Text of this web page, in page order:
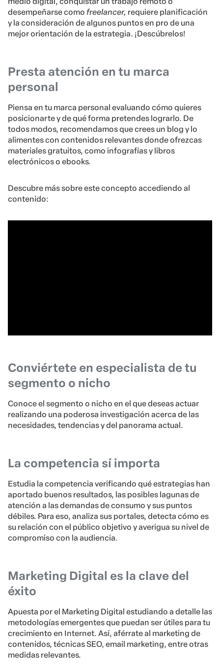
desempeñarse como freelancer, requiere planificación
y la consideración de algunos puntos en pro de una
mejor orientación de la estrategia. ¡Descúbrelos!
Presta atención en tu marca
personal
Piensa en tu marca personal evaluando cómo quieres
posicionarte y de qué forma pretendes lograrlo. De
todos modos, recomendamos que crees un blog y lo
alimentes con contenidos relevantes donde ofrezcas
materiales gratuitos, como infografías y libros
electrónicos o ebooks.
Descubre más sobre este concepto accediendo al
contenido:
Conviértete en especialista de tu
segmento o nicho
Conoce el segmento o nicho en el que deseas actuar
realizando una poderosa investigación acerca de las
necesidades, tendencias y del panorama actual.
La competencia sí importa
Estudia la competencia verificando qué estrategias han
aportado buenos resultados, las posibles lagunas de
atención a las demandas de consumo y sus puntos
débiles. Para eso, analiza sus portales, detecta cómo es
su relación con el público objetivo y averigua su nivel de
compromiso con la audiencia.
Marketing Digital es la clave del
éxito
Apuesta por el Marketing Digital estudiando a detalle las
metodologías emergentes que puedan ser útiles para tu
crecimiento en Internet. Así, aférrate al marketing de
contenidos, técnicas SEO, email marketing, entre otras
medidas relevantes.